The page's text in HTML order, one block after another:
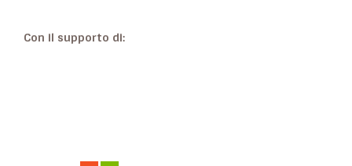
Con il supporto di: